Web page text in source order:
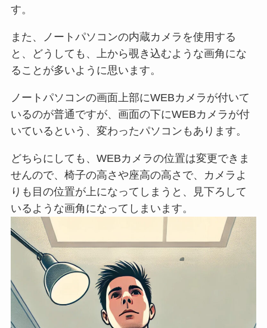
す。
また、ノートパソコンの内蔵カメラを使用する
と、どうしても、上から覗き込むような画角にな
ることが多いように思います。
ノートパソコンの画面上部にWEBカメラが付いて
いるのが普通ですが、画面の下にWEBカメラが付
いているという、変わったパソコンもあります。
どちらにしても、WEBカメラの位置は変更できま
せんので、椅子の高さや座高の高さで、カメラよ
りも目の位置が上になってしまうと、見下ろして
いるような画角になってしまいます。